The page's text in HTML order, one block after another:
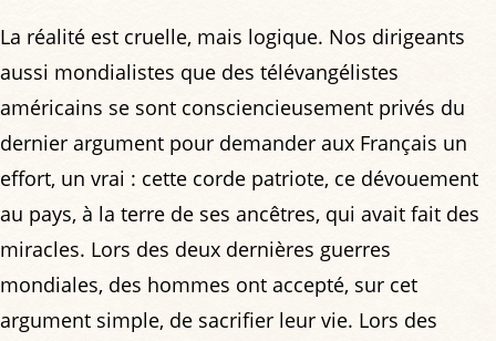
La réalité est cruelle, mais logique. Nos dirigeants
aussi mondialistes que des télévangélistes
américains se sont consciencieusement privés du
dernier argument pour demander aux Français un
effort, un vrai : cette corde patriote, ce dévouement
au pays, à la terre de ses ancêtres, qui avait fait des
miracles. Lors des deux dernières guerres
mondiales, des hommes ont accepté, sur cet
argument simple, de sacrifier leur vie. Lors des